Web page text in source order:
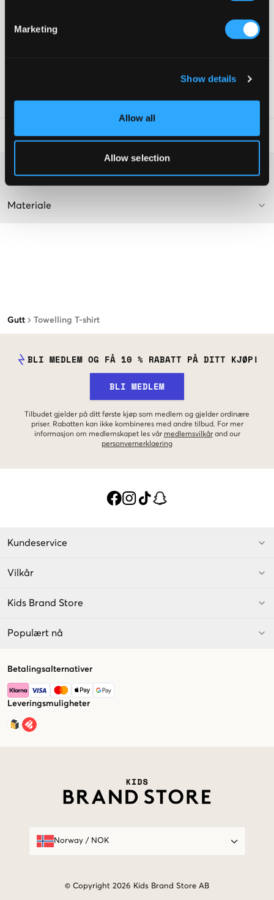
Marketing
Show details
Allow all
Allow selection
Gutt Towelling T-shirt
Rund halsringning
SKU:128158-002
Vaskeråd:
Materiale
BLI MEDLEM OG FÅ 10 % RABATT PÅ DITT KJØP!
BLI MEDLEM
Tilbudet gjelder på ditt første kjøp som medlem og gjelder ordinære
priser. Rabatten kan ikke kombineres med andre tilbud. For mer
informasjon om medlemskapet les vår medlemsvilkår and our
personvernerklaering
Kundeservice
Vilkår
Kids Brand Store
Populært nå
Betalingsalternativer
Leveringsmuligheter
Norway/ NOK
© Copyright 2026 Kids Brand Store AB